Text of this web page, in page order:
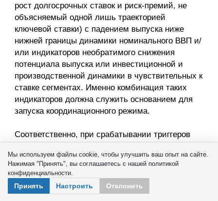
рост долгосрочных ставок и риск-премий, не
объясняемый одной лишь траекторией
ключевой ставки) с падением выпуска ниже
нижней границы динамики номинального ВВП и/
или индикаторов необратимого снижения
потенциала выпуска или инвестиционной и
производственной динамики в чувствительных к
ставке сегментах. Именно комбинация таких
индикаторов должна служить основанием для
запуска координационного режима.
Соответственно, при срабатывании триггеров
Правительством. Падение выпуска и риск
невозвратного ущерба потенциалу выпуска не
могут быть устранены инструментами ЦБ и
требуют запуска программы антиинфляционного
Мы используем файлы cookie, чтобы улучшить ваш опыт на сайте.
Нажимая "Принять", вы соглашаетесь с нашей политикой
конфиденциальности.
Принять Настроить Отклонить